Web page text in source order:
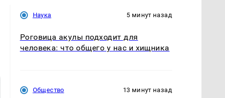
Наука 5 минут назад
Роговица акулы подходит для
человека: что общего у нас и хищника
Общество 13 минут назад